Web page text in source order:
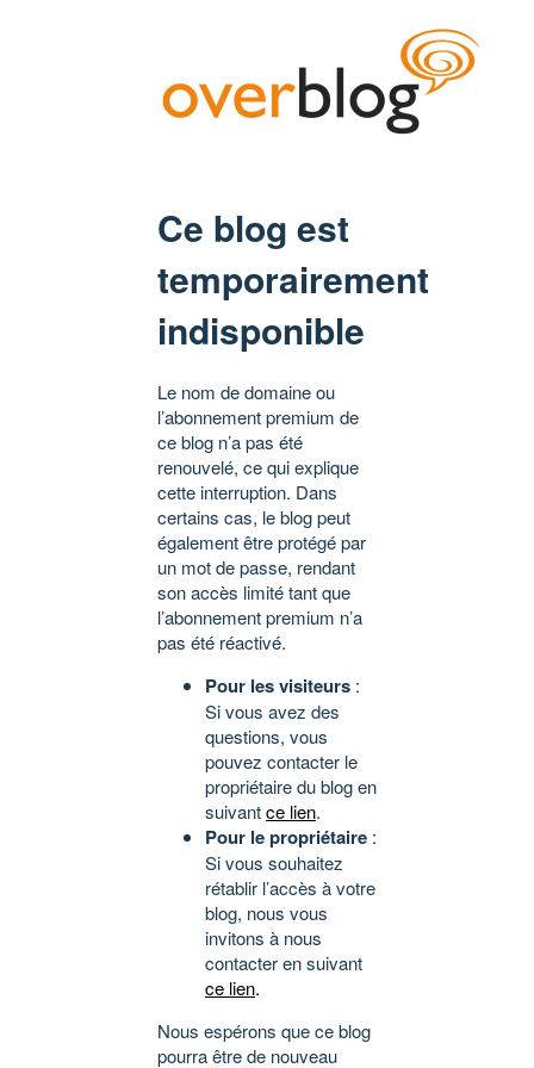
Ce blog est
temporairement
indisponible
Le nom de domaine ou
l’abonnement premium de
ce blog n’a pas été
renouvelé, ce qui explique
cette interruption. Dans
certains cas, le blog peut
également être protégé par
un mot de passe, rendant
son accès limité tant que
l’abonnement premium n’a
pas été réactivé.
Pour les visiteurs :
Si vous avez des
questions, vous
pouvez contacter le
propriétaire du blog en
suivantce lien.
Pour le propriétaire :
Si vous souhaitez
rétablir l’accès à votre
blog, nous vous
invitons à nous
contacter en suivant
ce lien.
Nous espérons que ce blog
pourra être de nouveau